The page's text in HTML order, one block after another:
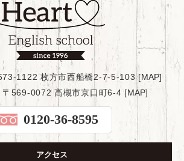
1122 枚方市西船橋2-7-5-103 [MAP]
〒569-0072 高槻市京口町6-4 [MAP]
0120-36-8595
アクセス